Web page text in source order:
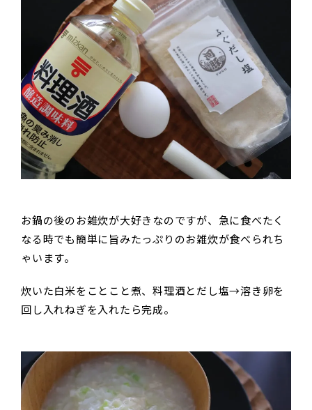
お鍋の後のお雑炊が大好きなのですが、急に食べたく
なる時でも簡単に旨みたっぷりのお雑炊が食べられち
ゃいます。
炊いた白米をことこと煮、料理酒とだし塩→溶き卵を
回し入れねぎを入れたら完成。